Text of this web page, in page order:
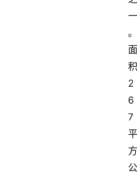
2
6
7